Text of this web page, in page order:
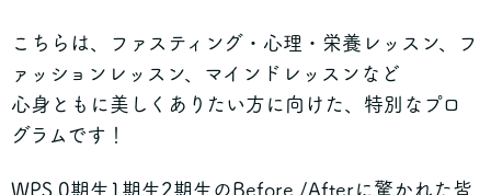
こちらは、ファスティング・心理・栄養レッスン、フ
ァッションレッスン、
マインドレッスンなど
心身ともに美しくありたい方に向けた、特別なプロ
グラムです！
WPS 0期生1期生2期生のBefore /Afterに驚かれた皆